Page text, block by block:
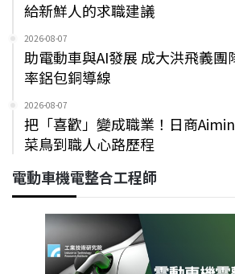
給新鮮人的求職建議
2026-08-07
助電動車與AI發展 成大洪飛義團
率鋁包銅導線
2026-08-07
把「喜歡」變成職業！日商
菜鳥到職人心路歷程
電動車機電整合工程師